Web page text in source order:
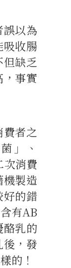
誤以為
吸收腸
缺乏
事實
者之
」、
次消費
製造
好的錯
有AB
乳的
後，發
的！